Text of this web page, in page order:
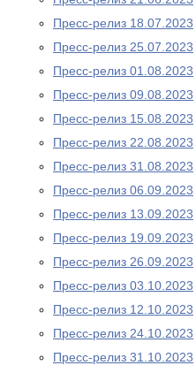
Пресс-релиз 18.07.2023
Пресс-релиз 25.07.2023
Пресс-релиз 01.08.2023
Пресс-релиз 09.08.2023
Пресс-релиз 15.08.2023
Пресс-релиз 22.08.2023
Пресс-релиз 31.08.2023
Пресс-релиз 06.09.2023
Пресс-релиз 13.09.2023
Пресс-релиз 19.09.2023
Пресс-релиз 26.09.2023
Пресс-релиз 03.10.2023
Пресс-релиз 12.10.2023
Пресс-релиз 24.10.2023
Пресс-релиз 31.10.2023